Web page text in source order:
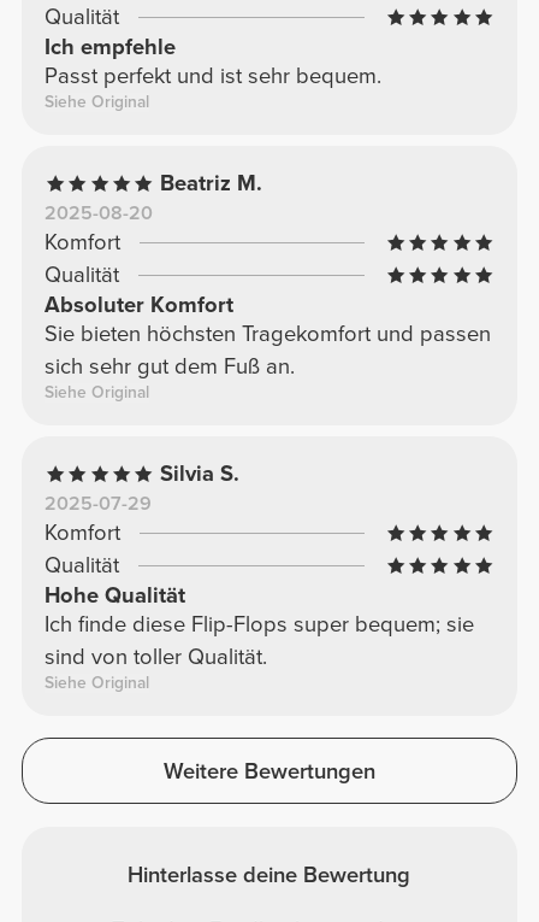
Qualität
Ich empfehle
Passt perfekt und ist sehr bequem.
Siehe Original
Beatriz M.
2025-08-20
Komfort
Qualität
Absoluter Komfort
Sie bieten höchsten Tragekomfort und passen
sich sehr gut dem Fuß an.
Siehe Original
Silvia S.
2025-07-29
Komfort
Qualität
Hohe Qualität
Ich finde diese Flip-Flops super bequem; sie
sind von toller Qualität.
Siehe Original
Weitere Bewertungen
Hinterlasse deine Bewertung